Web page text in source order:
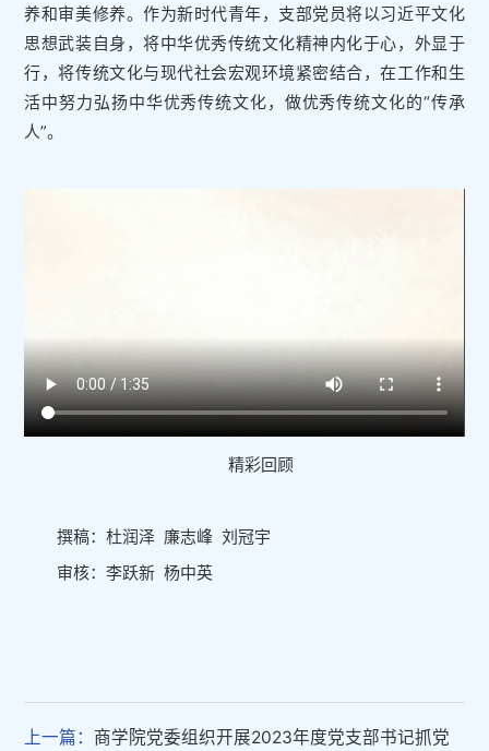
养和审美修养。作为新时代青年，支部党员将以习近平文化
思想武装自身，将中华优秀传统文化精神内化于心，外显于
行，将传统文化与现代社会宏观环境紧密结合，在工作和生
活中努力弘扬中华优秀传统文化，做优秀传统文化的“传承
人”。
精彩回顾
撰稿：杜润泽 廉志峰 刘冠宇
审核：李跃新 杨中英
上一篇： 商学院党委组织开展2023年度党支部书记抓党